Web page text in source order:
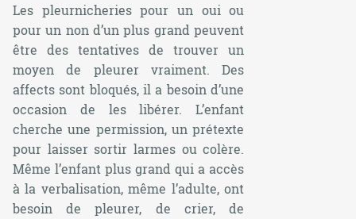
Les pleurnicheries pour un oui ou
pour un non d’un plus grand peuvent
être des tentatives de trouver un
moyen de pleurer vraiment. Des
affects sont bloqués, il a besoin d’une
occasion de les libérer. L’enfant
cherche une permission, un prétexte
pour laisser sortir larmes ou colère.
Même l’enfant plus grand qui a accès
à la verbalisation, même l’adulte, ont
besoin de pleurer, de crier, de